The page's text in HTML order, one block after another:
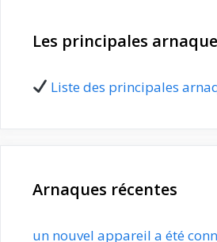
Les principales
Liste des principales
Arnaques récentes
un nouvel appareil a été